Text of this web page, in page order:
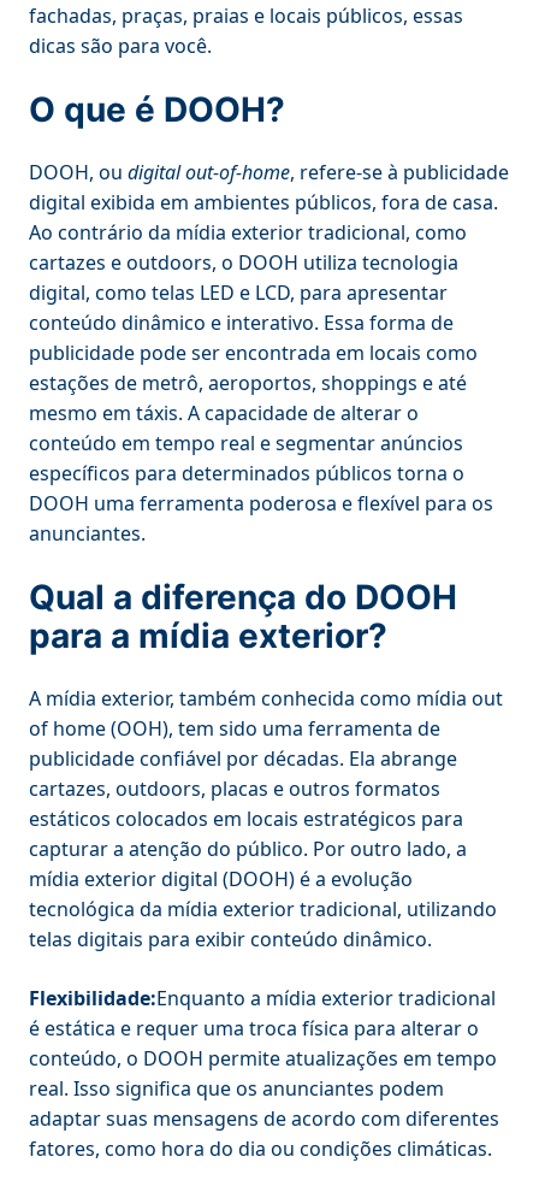
fachadas, praças, praias e locais públicos, essas
dicas são para você.
O que é DOOH?
DOOH, ou digital out-of-home, refere-se à publicidade
digital exibida em ambientes públicos, fora de casa.
Ao contrário da mídia exterior tradicional, como
cartazes e outdoors, o DOOH utiliza tecnologia
digital, como telas LED e LCD, para apresentar
conteúdo dinâmico e interativo. Essa forma de
publicidade pode ser encontrada em locais como
estações de metrô, aeroportos, shoppings e até
mesmo em táxis. A capacidade de alterar o
conteúdo em tempo real e segmentar anúncios
específicos para determinados públicos torna o
DOOH uma ferramenta poderosa e flexível para os
anunciantes.
Qual a diferença do DOOH
para a mídia exterior?
A mídia exterior, também conhecida como mídia out
of home (OOH), tem sido uma ferramenta de
publicidade confiável por décadas. Ela abrange
cartazes, outdoors, placas e outros formatos
estáticos colocados em locais estratégicos para
capturar a atenção do público. Por outro lado, a
mídia exterior digital (DOOH) é a evolução
tecnológica da mídia exterior tradicional, utilizando
telas digitais para exibir conteúdo dinâmico.
Flexibilidade:Enquanto a mídia exterior tradicional
é estática e requer uma troca física para alterar o
conteúdo, o DOOH permite atualizações em tempo
real. Isso significa que os anunciantes podem
adaptar suas mensagens de acordo com diferentes
fatores, como hora do dia ou condições climáticas.